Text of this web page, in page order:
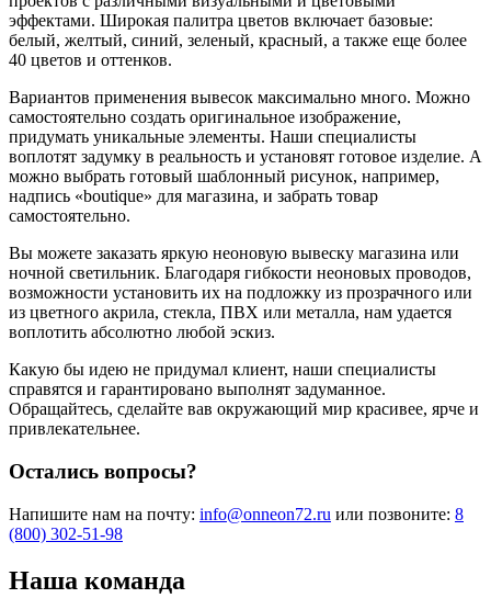
эффектами. Широкая палитра цветов включает базовые:
белый, желтый, синий, зеленый, красный, а также еще более
40 цветов и оттенков.
Вариантов применения вывесок максимально много. Можно
самостоятельно создать оригинальное изображение,
придумать уникальные элементы. Наши специалисты
воплотят задумку в реальность и установят готовое изделие. А
можно выбрать готовый шаблонный рисунок, например,
надпись «boutique» для магазина, и забрать товар
самостоятельно.
Вы можете заказать яркую неоновую вывеску магазина или
ночной светильник. Благодаря гибкости неоновых проводов,
возможности установить их на подложку из прозрачного или
из цветного акрила, стекла, ПВХ или металла, нам удается
воплотить абсолютно любой эскиз.
Какую бы идею не придумал клиент, наши специалисты
справятся и гарантировано выполнят задуманное.
Обращайтесь, сделайте вав окружающий мир красивее, ярче и
привлекательнее.
Остались вопросы?
Напишите нам на почту: info@onneon72.ru или позвоните: 8
(800) 302-51-98
Наша команда